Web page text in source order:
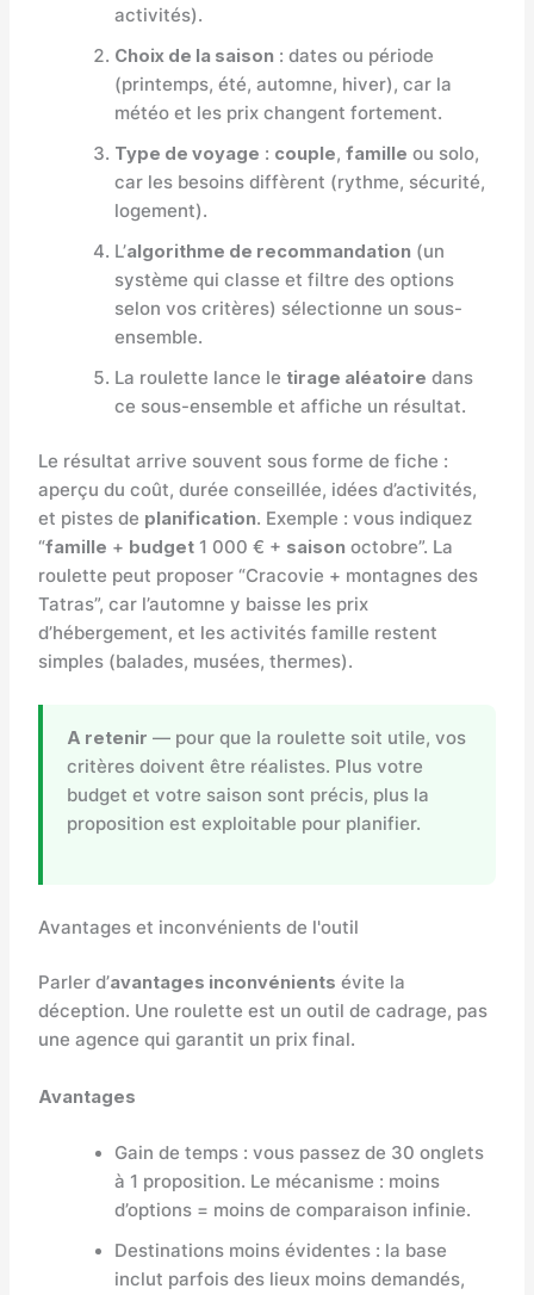
activités).
Choix de la saison : dates ou période
(printemps, été, automne, hiver), car la
météo et les prix changent fortement.
Type de voyage : couple, famille ou solo,
car les besoins diffèrent (rythme, sécurité,
logement).
L’algorithme de recommandation (un
système qui classe et filtre des options
selon vos critères) sélectionne un sous-
ensemble.
La roulette lance le tirage aléatoire dans
ce sous-ensemble et affiche un résultat.
Le résultat arrive souvent sous forme de fiche :
aperçu du coût, durée conseillée, idées d’activités,
et pistes de planification. Exemple : vous indiquez
“famille + budget1 000 € + saison octobre”. La
roulette peut proposer “Cracovie + montagnes des
Tatras”, car l’automne y baisse les prix
d’hébergement, et les activités famille restent
simples (balades, musées, thermes).
A retenir — pour que la roulette soit utile, vos
critères doivent être réalistes. Plus votre
budget et votre saison sont précis, plus la
proposition est exploitable pour planifier.
Avantages et inconvénients de l'outil
Parler d’avantages inconvénients évite la
déception. Une roulette est un outil de cadrage, pas
une agence qui garantit un prix final.
Avantages
Gain de temps : vous passez de 30 onglets
à 1 proposition. Le mécanisme : moins
d’options = moins de comparaison infinie.
Destinations moins évidentes : la base
inclut parfois des lieux moins demandés,